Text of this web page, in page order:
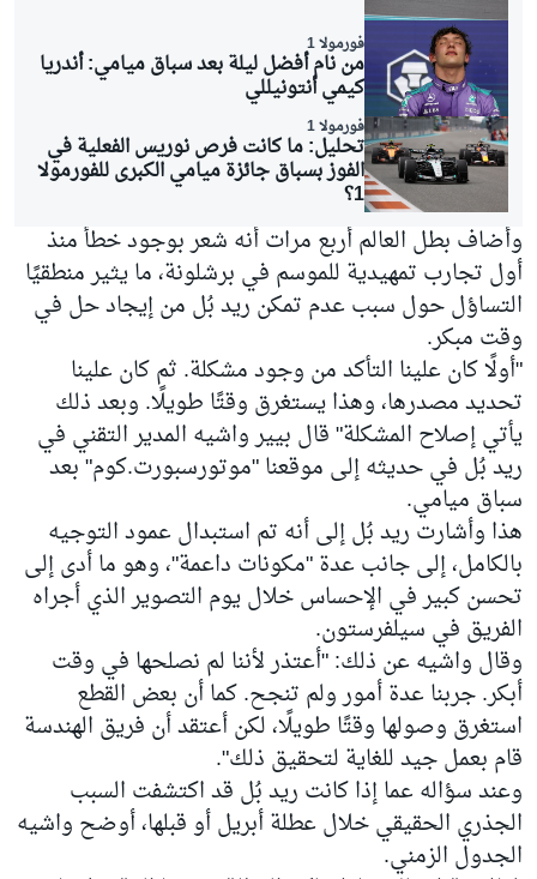
فورمولا 1
من نام أفضل ليلة بعد سباق ميامي: أندريا
كيمي أنتونيللي
فورمولا 1
تحليل: ما كانت فرص نوريس الفعلية في
الفوز بسباق جائزة ميامي الكبرى للفورمولا
1؟
وأضاف بطل العالم أربع مرات أنه شعر بوجود خطأ منذ
أول تجارب تمهيدية للموسم في برشلونة، ما يثير منطقيًا
التساؤل حول سبب عدم تمكن ريد بُل من إيجاد حل في
وقت مبكر.
"أولًا كان علينا التأكد من وجود مشكلة. ثم كان علينا
تحديد مصدرها، وهذا يستغرق وقتًا طويلًا. وبعد ذلك
يأتي إصلاح المشكلة" قال بيير واشيه المدير التقني في
ريد بُل في حديثه إلى موقعنا "موتورسبورت.كوم" بعد
سباق ميامي.
هذا وأشارت ريد بُل إلى أنه تم استبدال عمود التوجيه
بالكامل، إلى جانب عدة "مكونات داعمة"، وهو ما أدى إلى
تحسن كبير في الإحساس خلال يوم التصوير الذي أجراه
الفريق في سيلفرستون.
وقال واشيه عن ذلك: "أعتذر لأننا لم نصلحها في وقت
أبكر. جربنا عدة أمور ولم تنجح. كما أن بعض القطع
استغرق وصولها وقتًا طويلًا، لكن أعتقد أن فريق الهندسة
قام بعمل جيد للغاية لتحقيق ذلك".
وعند سؤاله عما إذا كانت ريد بُل قد اكتشفت السبب
الجذري الحقيقي خلال عطلة أبريل أو قبلها، أوضح واشيه
الجدول الزمني.